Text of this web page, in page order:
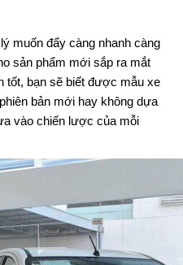
muốn đẩy càng nhanh càng
sản phẩm mới sắp ra mắt
tốt, bạn sẽ biết được mẫu xe
bản mới hay không dựa
vào chiến lược của mỗi